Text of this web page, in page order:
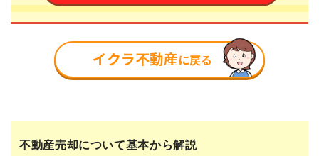
不動産売却について基本から解説